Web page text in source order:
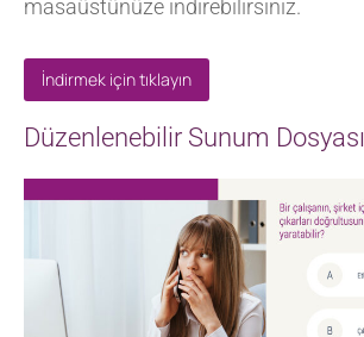
masaüstünüze indirebilirsiniz.
İndirmek için tıklayın
Düzenlenebilir Sunum Dosyası